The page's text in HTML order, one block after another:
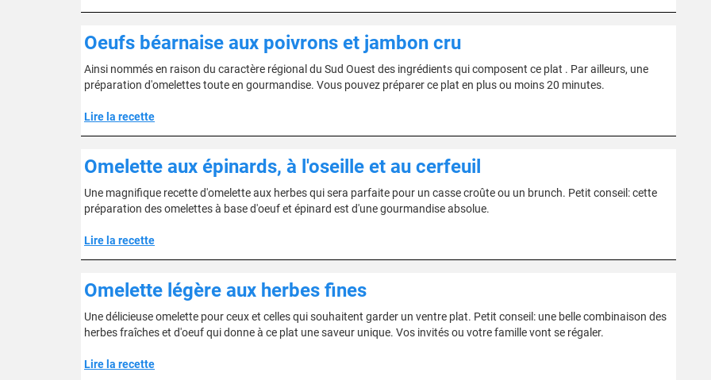
Oeufs béarnaise aux poivrons et jambon cru
Ainsi nommés en raison du caractère régional du Sud Ouest des ingrédients qui composent ce plat . Par ailleurs, une
préparation d'omelettes toute en gourmandise. Vous pouvez préparer ce plat en plus ou moins 20 minutes.
Lire la recette
Omelette aux épinards, à l'oseille et au cerfeuil
Une magnifique recette d'omelette aux herbes qui sera parfaite pour un casse croûte ou un brunch. Petit conseil: cette
préparation des omelettes à base d'oeuf et épinard est d'une gourmandise absolue.
Lire la recette
Omelette légère aux herbes fines
Une délicieuse omelette pour ceux et celles qui souhaitent garder un ventre plat. Petit conseil: une belle combinaison des
herbes fraîches et d'oeuf qui donne à ce plat une saveur unique. Vos invités ou votre famille vont se régaler.
Lire la recette